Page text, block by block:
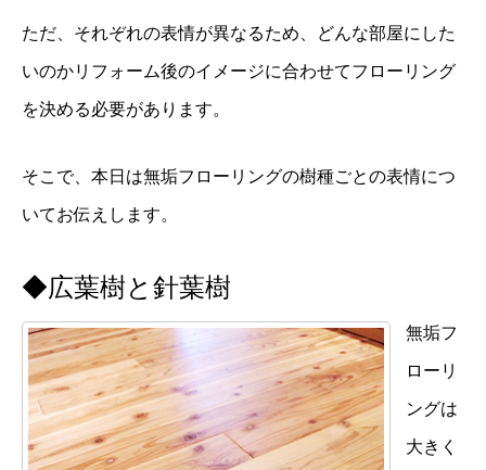
ただ、それぞれの表情が異なるため、どんな部屋にした
いのかリフォーム後のイメージに合わせてフローリング
を決める必要があります。
そこで、本日は無垢フローリングの樹種ごとの表情につ
いてお伝えします。
◆広葉樹と針葉樹
無垢フ
ローリ
ングは
大きく